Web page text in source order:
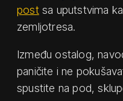
post sa uputstvima
zemljotresa.
Između ostalog,
paničite i ne
spustite na pod,